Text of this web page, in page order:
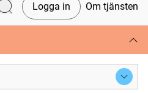
Logga in Om tjänsten